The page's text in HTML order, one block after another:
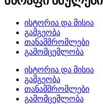
ისტორია და მისია
გამგეობა
თანამშრომლები
გამომცემლობა
ისტორია და მისია
გამგეობა
თანამშრომლები
გამომცემლობა